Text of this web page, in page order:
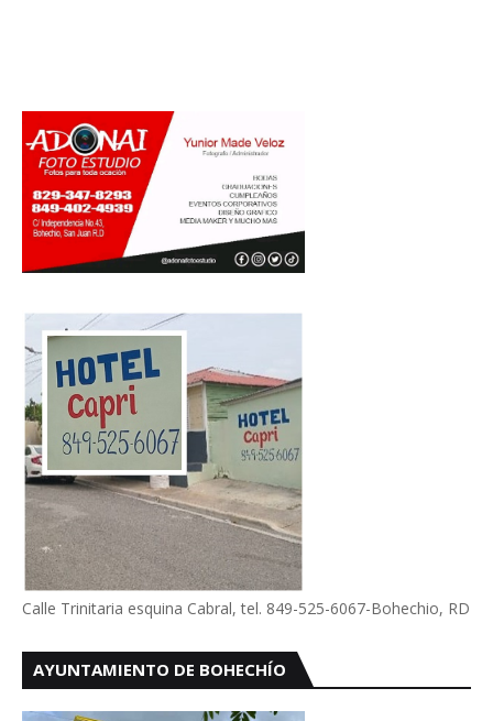
Calle Trinitaria esquina Cabral, tel. 849-525-6067-Bohechio, RD
AYUNTAMIENTO DE BOHECHÍO